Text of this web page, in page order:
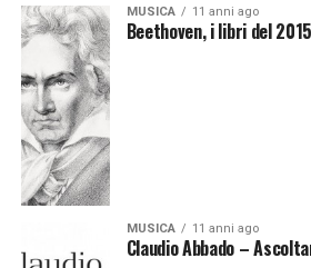
MUSICA 11 anni ago
Beethoven, i libri del
MUSICA 11 anni ago
Claudio Abbado –